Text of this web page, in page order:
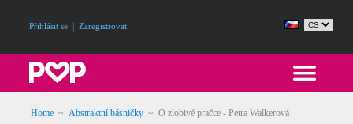
Přihlásit se Zaregistrovat
Home ~ Abstraktní básničky ~ O zlobivé pračce - Petra Walkerová